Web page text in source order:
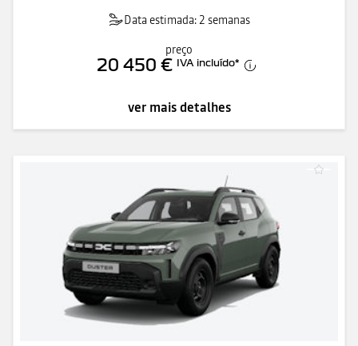
Data estimada: 2 semanas
preço
20 450 € IVA incluído*
ver mais detalhes